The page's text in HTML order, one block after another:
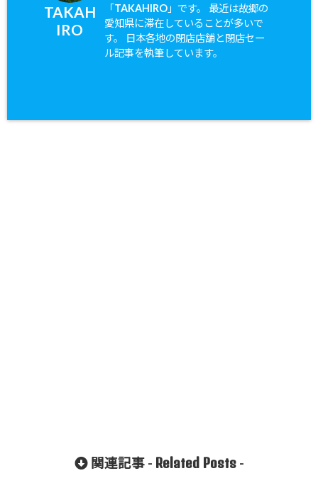
TAKAH
IRO
「TAKAHIRO」です。 最近は故郷の
愛知県に滞在していることが多いで
す。 日本各地の閉店店舗と閉店セー
ル記事を執筆しています。
関連記事 - Related Posts-